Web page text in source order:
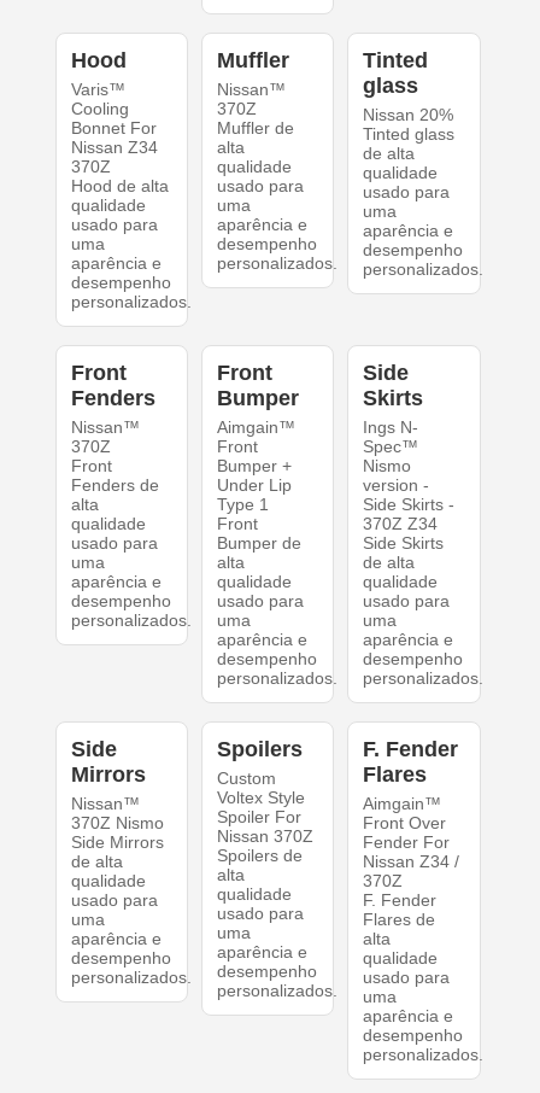
Hood
Varis™
Cooling
Bonnet For
Nissan Z34
370Z
Hood de alta
qualidade
usado para
uma
aparência e
desempenho
personalizados.
Muffler
Nissan™
370Z
Muffler de
alta
qualidade
usado para
uma
aparência e
desempenho
personalizados.
Tinted
glass
Nissan 20%
Tinted glass
de alta
qualidade
usado para
uma
aparência e
desempenho
personalizados.
Front
Fenders
Nissan™
370Z
Front
Fenders de
alta
qualidade
usado para
uma
aparência e
desempenho
personalizados.
Front
Bumper
Aimgain™
Front
Bumper +
Under Lip
Type 1
Front
Bumper de
alta
qualidade
usado para
uma
aparência e
desempenho
personalizados.
Side
Skirts
Ings N-
Spec™
Nismo
version -
Side Skirts -
370Z Z34
Side Skirts
de alta
qualidade
usado para
uma
aparência e
desempenho
personalizados.
Side
Mirrors
Nissan™
370Z Nismo
Side Mirrors
de alta
qualidade
usado para
uma
aparência e
desempenho
personalizados.
Spoilers
Custom
Voltex Style
Spoiler For
Nissan 370Z
Spoilers de
alta
qualidade
usado para
uma
aparência e
desempenho
personalizados.
F. Fender
Flares
Aimgain™
Front Over
Fender For
Nissan Z34 /
370Z
F. Fender
Flares de
alta
qualidade
usado para
uma
aparência e
desempenho
personalizados.